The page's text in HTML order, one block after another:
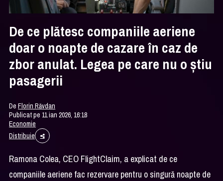
De ce plătesc companiile aeriene
doar o noapte de cazare în caz de
zbor anulat. Legea pe care nu o ştiu
pasagerii
DeFlorin Răvdan
Publicat pe 11 ian 2026, 16:18
Economie
Distribuie
Ramona Colea, CEO FlightClaim, a explicat de ce
companiile aeriene fac rezervare pentru o singură noapte de